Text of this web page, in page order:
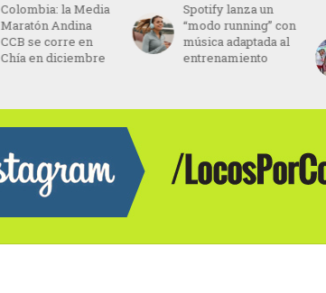
Colombia: la Media
Maratón Andina
CCB se corre en
Chía en diciembre
Spotify lanza un
“modo running” con
música adaptada al
entrenamiento